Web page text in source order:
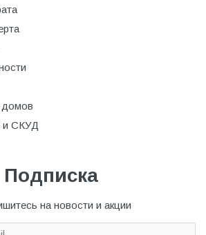
домов
и СКУД
Подписка
на новости и акции